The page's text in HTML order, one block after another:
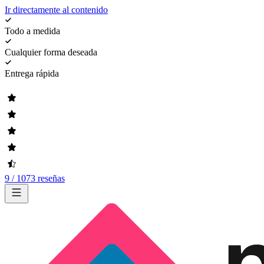
Ir directamente al contenido
Todo a medida
Cualquier forma deseada
Entrega rápida
9 / 1073 reseñas